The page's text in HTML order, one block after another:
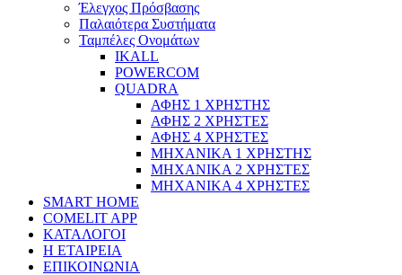
Έλεγχος Πρόσβασης
Παλαιότερα Συστήματα
Ταμπέλες Ονομάτων
IKALL
POWERCOM
QUADRA
ΑΦΗΣ 1 ΧΡΗΣΤΗΣ
ΑΦΗΣ 2 ΧΡΗΣΤΕΣ
ΑΦΗΣ 4 ΧΡΗΣΤΕΣ
ΜΗΧΑΝΙΚΑ 1 ΧΡΗΣΤΗΣ
ΜΗΧΑΝΙΚΑ 2 ΧΡΗΣΤΕΣ
ΜΗΧΑΝΙΚΑ 4 ΧΡΗΣΤΕΣ
SMART HOME
COMELIT APP
ΚΑΤΑΛΟΓΟΙ
Η ΕΤΑΙΡΕΙΑ
ΕΠΙΚΟΙΝΩΝΙΑ